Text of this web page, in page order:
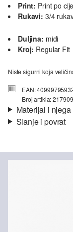
Print: Print po
Rukavi: 3/4
Duljina: midi
Kroj: Regular Fit
Niste sigurni koja
EAN:
Broj artikla:
Materijal i njega
Nije
Nije
Slanje i povrat
Vaša će narudžba
Hrvatska pošta-a.